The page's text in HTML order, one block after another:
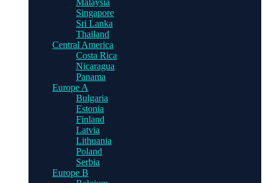
Malaysia
Singapore
Sri Lanka
Thailand
Central America
Costa Rica
Nicaragua
Panama
Europe A
Bulgaria
Estonia
Finland
Latvia
Lithuania
Poland
Serbia
Europe B